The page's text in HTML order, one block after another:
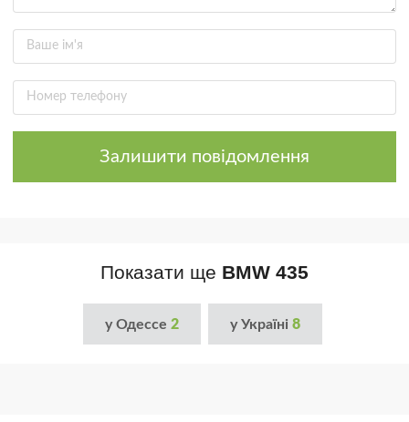
Залишити повідомлення
Показати ще BMW 435
у Одессе 2 у Україні 8